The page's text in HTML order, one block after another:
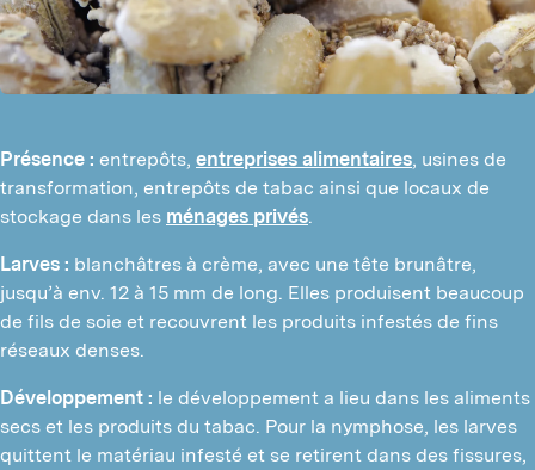
Présence : entrepôts, entreprises alimentaires, usines de
transformation, entrepôts de tabac ainsi que locaux de
stockage dans les ménages privés.
Larves : blanchâtres à crème, avec une tête brunâtre,
jusqu’à env. 12 à 15 mm de long. Elles produisent beaucoup
de fils de soie et recouvrent les produits infestés de fins
réseaux denses.
Développement : le développement a lieu dans les aliments
secs et les produits du tabac. Pour la nymphose, les larves
quittent le matériau infesté et se retirent dans des fissures,